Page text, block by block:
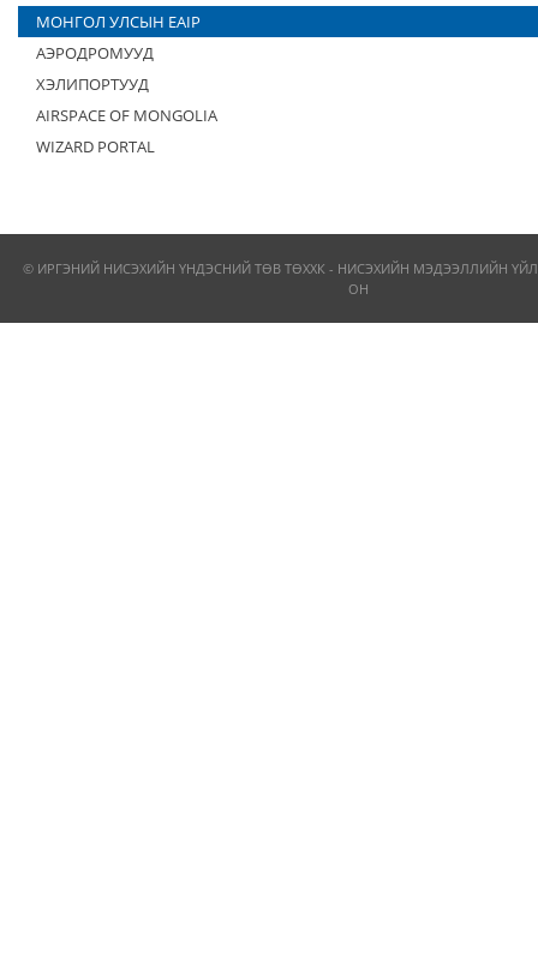
МОНГОЛ УЛСЫН EAIP
АЭРОДРОМУУД
ХЭЛИПОРТУУД
AIRSPACE OF MONGOLIA
WIZARD PORTAL
© ИРГЭНИЙ НИСЭХИЙН ҮНДЭСНИЙ ТӨВ ТӨХХК - НИСЭХИЙН МЭДЭЭЛЛИЙН
ОН